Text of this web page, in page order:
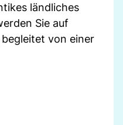
ländliches
Sie auf
von einer